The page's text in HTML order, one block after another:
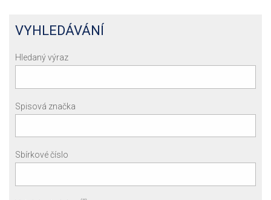
VYHLEDÁVÁNÍ
Hledaný výraz
Spisová značka
Sbírkové číslo